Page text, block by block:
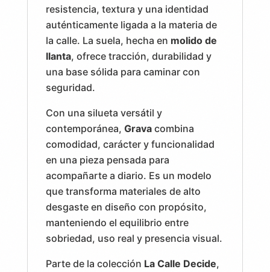
resistencia, textura y una identidad
auténticamente ligada a la materia de
la calle. La suela, hecha en molido de
llanta, ofrece tracción, durabilidad y
una base sólida para caminar con
seguridad.
Con una silueta versátil y
contemporánea, Gravacombina
comodidad, carácter y funcionalidad
en una pieza pensada para
acompañarte a diario. Es un modelo
que transforma materiales de alto
desgaste en diseño con propósito,
manteniendo el equilibrio entre
sobriedad, uso real y presencia visual.
Parte de la colección La Calle Decide,